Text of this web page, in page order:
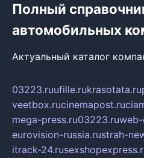
Полный
автомобильных
Актуальный каталог
03223.ruufille.rukrasotata.ru
veetbox.rucinemapost.ru
mega-press.ru03223.ru
eurovision-russia.rustrah-
itrack-24.ru